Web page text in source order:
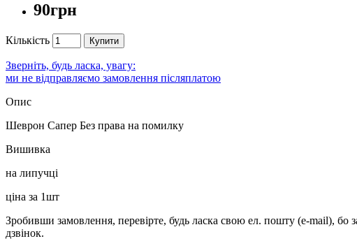
90грн
Кількість Купити
Зверніть, будь ласка, увагу:
ми не відправляємо замовлення післяплатою
Опис
Шеврон Сапер Без права на помилку
Вишивка
на липучці
ціна за 1шт
Зробивши замовлення, перевірте, будь ласка свою ел. пошту (e-mail),
дзвінок.